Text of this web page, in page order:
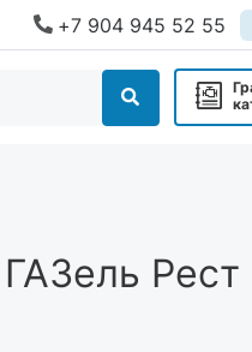
+7 904 945 52 55
Рест